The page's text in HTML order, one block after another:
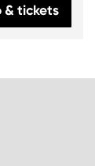
& tickets